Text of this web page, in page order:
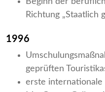
Richtung „Staatlich
1996
geprüften
erste